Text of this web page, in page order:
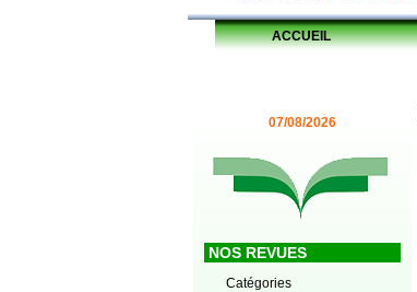
ACCUEIL
07/08/2026
NOS REVUES
Catégories